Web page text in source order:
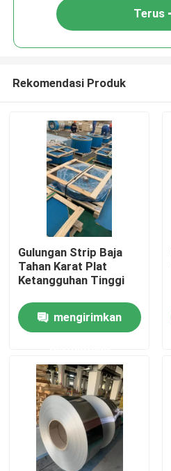
Rumah
Produk
Video
Tentang kami
Tur Pabrik
Terus
Rekomendasi Produk
Gulungan Strip Baja
Tahan Karat Plat
Ketangguhan Tinggi
mengirimkan